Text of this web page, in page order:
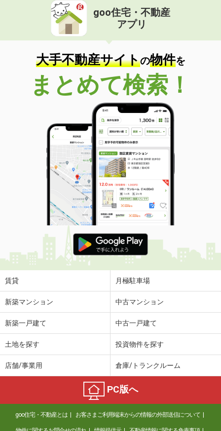
goo住宅・不動産
アプリ
大手不動産サイトの物件を
まとめて検索！
賃貸 月極駐車場
新築マンション 中古マンション
新築一戸建て 中古一戸建て
土地を探す 投資物件を探す
店舗/事業用 倉庫/トランクルーム
PC版へ
goo住宅・不動産とは お客さまご利用端末からの情報の外部送信について